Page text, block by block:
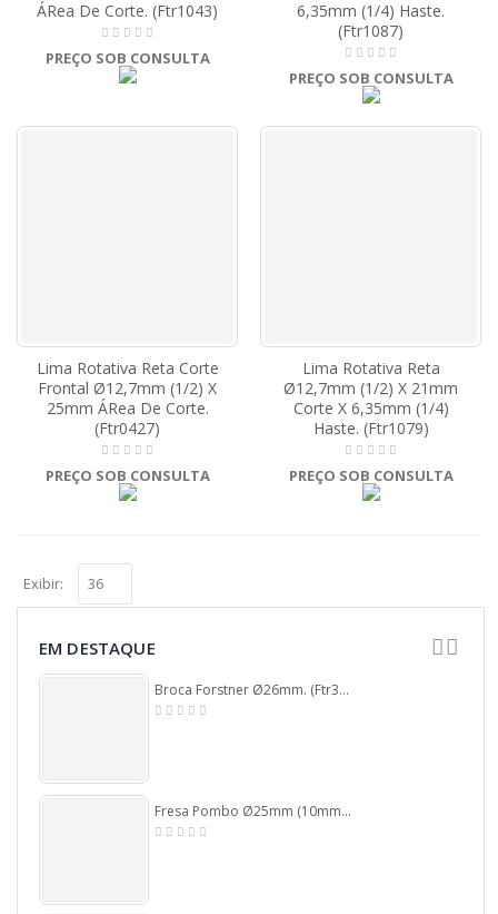
ÁRea De Corte. (Ftr1043)
PREÇO SOB CONSULTA
6,35mm (1/4) Haste.
(Ftr1087)
PREÇO SOB CONSULTA
Lima Rotativa Reta Corte
Frontal Ø12,7mm (1/2) X
25mm ÁRea De Corte.
(Ftr0427)
PREÇO SOB CONSULTA
Lima Rotativa Reta
Ø12,7mm (1/2) X 21mm
Corte X 6,35mm (1/4)
Haste. (Ftr1079)
PREÇO SOB CONSULTA
Exibir:
EM DESTAQUE
Broca Forstner Ø26mm. (Ftr3291)
Fresa Pombo Ø25mm (10mm Raio) X 56mm Total X 12mm Haste. (Ftr2973)